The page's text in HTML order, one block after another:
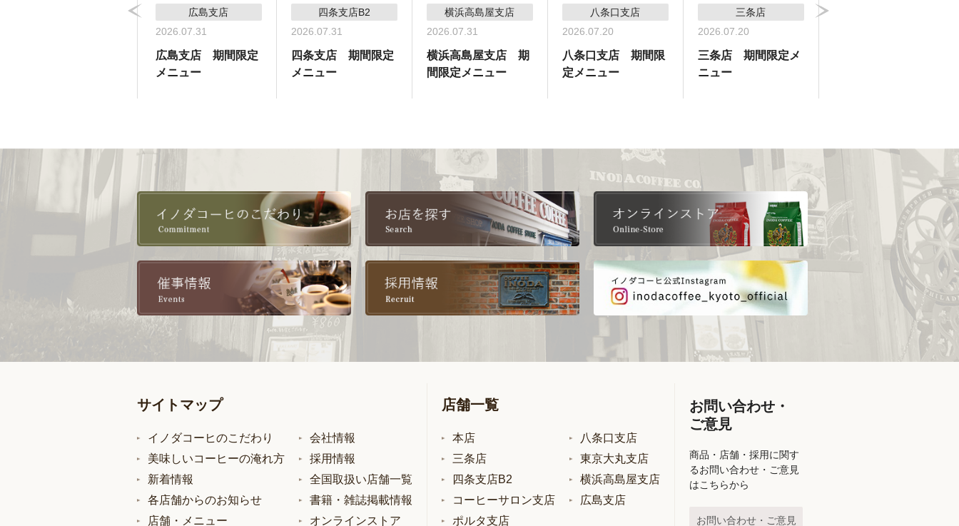
広島支店
2026.07.31
広島支店 期間限定
メニュー
四条支店B2
2026.07.31
四条支店 期間限定
メニュー
横浜高島屋支店
2026.07.31
横浜高島屋支店 期
間限定メニュー
八条口支店
2026.07.20
八条口支店 期間限
定メニュー
三条店
2026.07.20
三条店 期間限定メ
ニュー
サイトマップ
イノダコーヒのこだわり
美味しいコーヒーの淹れ方
新着情報
各店舗からのお知らせ
店舗・メニュー
会社情報
採用情報
全国取扱い店舗一覧
書籍・雑誌掲載情報
オンラインストア
店舗一覧
本店
三条店
四条支店B2
コーヒーサロン支店
ポルタ支店
八条口支店
東京大丸支店
横浜高島屋支店
広島支店
お問い合わせ・
ご意見
商品・店舗・採用に関す
るお問い合わせ・ご意見
はこちらから
お問い合わせ・ご意見